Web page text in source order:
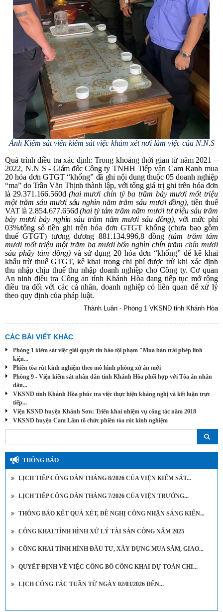
Ảnh Kiểm sát viên kiểm sát việc khám xét nơi làm việc của N.N.S
Quá trình điều tra xác định: Trong khoảng thời gian từ năm 2021 –
2022, N.N S -Giám đốc Công ty TNHH Tiếp vận Cam Ranhmua
20 hóa đơn GTGT “khống” đã ghi nội dung thuộc 05 doanh nghiệp
“ma” do Trần Văn Thịnh thành lập, với tổng giá trị ghi trên hóa đơn
là 29.371.166.560đ(hai mươi chín tỷ ba trăm bảy mươi mốt triệu
một trăm sáu mươi sáu nghìn năm trăm sáu mươi đồng), tiền thuế
VAT là 2.854.677.656đ(hai tỷ tám trăm năm mươi tư triệu sáu trăm
bảy mươi bảy nghìn sáu trăm năm mươi sáu đồng), với mức phí
03%/tổngsố tiền ghi trên hóa đơn GTGT khống (chưa bao gồm
thuế GTGT) tương đương 881.134.996,8 đồng(tám trăm tám
mươi mốt triệu một trăm ba mươi bốn nghìn chín trăm chín mươi
sáu phẩy tám đồng) và sử dụng 20 hóa đơn “khống” để kê khai
khấu trừ thuế GTGT, kê khai trong chi phí được trừ khi xác định
thu nhập chịu thuế thu nhập doanh nghiệp cho Công ty. Cơ quan
An ninh điều tra Công an tỉnh Khánh Hòa đang tiếp tục mở rộng
điều tra đối với các cá nhân, doanh nghiệp có liên quan để xử lý
theo quy định của pháp luật.
Thành Luân - Phòng 1 VKSND tỉnh Khánh Hòa
CÁC BÀI VIẾT KHÁC
Phòng 1 kiểm sát việc giải quyết tin báo tội phạm "Mua bán trái phép linh
kiện...
Phiên tòa rút kinh nghiệm theo mô hình phòng xử án mới
Phòng 9 - Viện kiểm sát nhân dân tỉnh Khánh Hòa phối hợp với Tòa án nhân
dân...
VKSND tỉnh Khánh Hòa phúc tra việc thực hiện kháng nghị và kết luận trực
tiếp...
Viện KSND huyện Khánh Sơn: Triển khai nhiệm vụ công tác năm 2018
VKSND huyện Cam Lâm tổ chức phiên tòa rút kinh nghiệm
THÔNG BÁO
LỊCH TIẾP CÔNG DÂN THÁNG 8/2026 CỦA VIỆN KIỂM SÁT...
LỊCH TIẾP CÔNG DÂN THÁNG 7/2026 CỦA VIỆN TRƯỞNG...
THÔNG BÁO KẾT QUẢ XÉT, ĐỀ NGHỊ CÔNG NHẬN SÁNG KIẾN...
CÔNG KHAI TÌNH HÌNH XỬ LÝ TÀI SẢN CÔNG NĂM 2025
CÔNG KHAI TÌNH HÌNH ĐẦU TƯ, XÂY DỰNG MUA SẮM, GIAO...
QUYẾT ĐỊNH VỀ VIỆC CÔNG BỐ CÔNG KHAI DỰ TOÁN CHI...
LỊCH CÔNG TÁC TUẦN TỪ NGÀY 02/03/2026 ĐẾN...